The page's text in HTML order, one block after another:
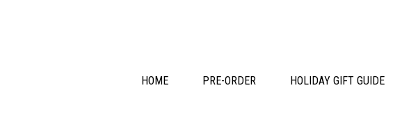
HOME PRE-ORDER HOLIDAY GIFT GUIDE